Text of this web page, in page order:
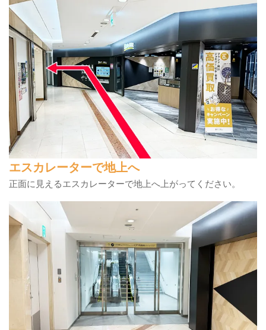
エスカレーターで地上へ
正面に見えるエスカレーターで地上へ上がってください。